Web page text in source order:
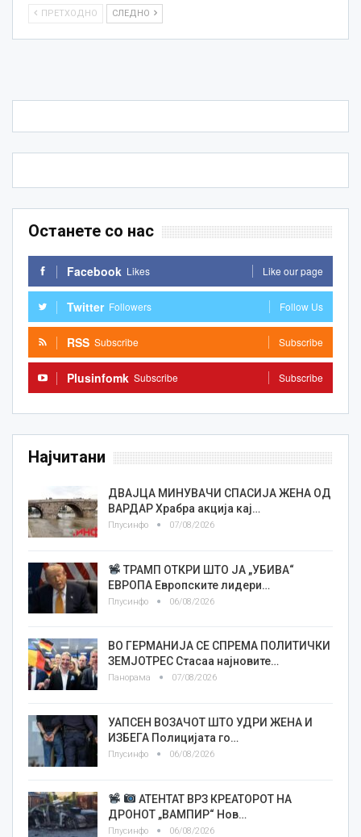
ПРЕТХОДНО СЛЕДНО
Останете со нас
Facebook Likes Like our page
Twitter Followers Follow Us
RSS Subscribe Subscribe
Plusinfomk Subscribe Subscribe
Најчитани
ДВАЈЦА МИНУВАЧИ СПАСИЈА ЖЕНА ОД
ВАРДАР Храбра акција кај…
Плусинфо 07/08/2026
ТРАМП ОТКРИ ШТО ЈА „УБИВА“
ЕВРОПА Европските лидери…
Плусинфо 06/08/2026
ВО ГЕРМАНИЈА СЕ СПРЕМА ПОЛИТИЧКИ
ЗЕМЈОТРЕС Стасаа најновите…
Панорама 07/08/2026
УАПСЕН ВОЗАЧОТ ШТО УДРИ ЖЕНА И
ИЗБЕГА Полицијата го…
Плусинфо 06/08/2026
АТЕНТАТ ВРЗ КРЕАТОРОТ НА
ДРОНОТ „ВАМПИР“ Нов…
Плусинфо 06/08/2026